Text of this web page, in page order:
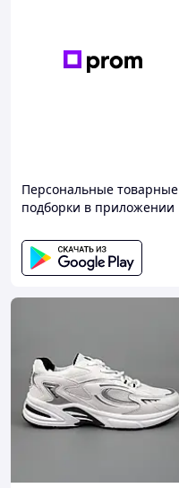
Персональные товарные
подборки в приложении